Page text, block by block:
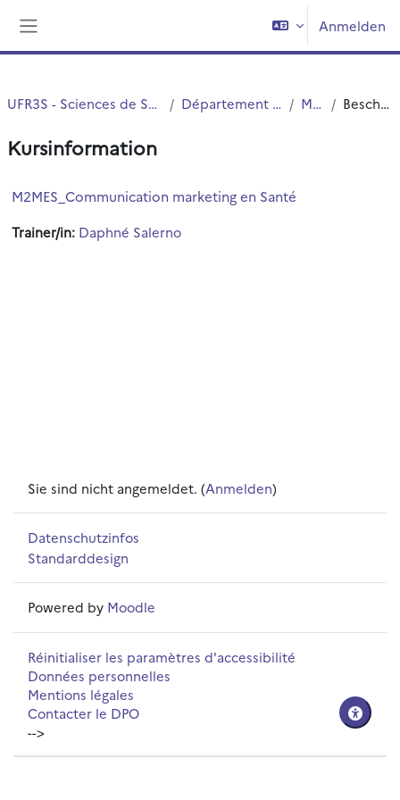
Anmelden
UFR3S - Sciences de Santé et du Sport Département UFR3S - ILIS Master Beschreibung
Kursinformation
M2MES_Communication marketing en Santé
Trainer/in: Daphné Salerno
Sie sind nicht angemeldet. (Anmelden)
Datenschutzinfos
Standarddesign
Powered by Moodle
Réinitialiser les paramètres d'accessibilité
Données personnelles
Mentions légales
Contacter le DPO
-->